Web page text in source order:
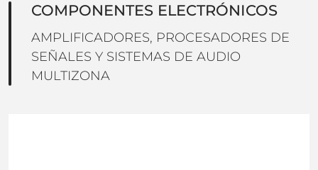
COMPONENTES ELECTRÓNICOS
AMPLIFICADORES, PROCESADORES DE
SEÑALES Y SISTEMAS DE AUDIO
MULTIZONA